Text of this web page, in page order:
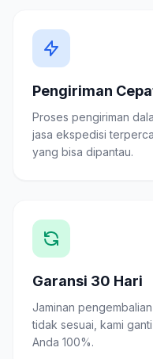
Pengiriman
Proses pengiriman
jasa ekspedisi
yang bisa dipantau.
Garansi 30 Hari
Jaminan
tidak sesuai, kami
Anda 100%.